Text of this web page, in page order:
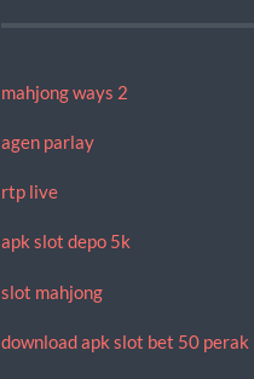
mahjong ways 2
agen parlay
rtp live
apk slot depo 5k
slot mahjong
download apk slot bet 50 perak